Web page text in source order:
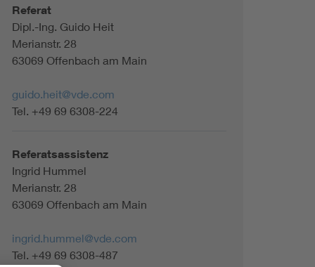
Referat
Dipl.-Ing. Guido Heit
Merianstr. 28
63069 Offenbach am Main
guido.heit@vde.com
Tel. +49 69 6308-224
Referatsassistenz
Ingrid Hummel
Merianstr. 28
63069 Offenbach am Main
ingrid.hummel@vde.com
Tel. +49 69 6308-487